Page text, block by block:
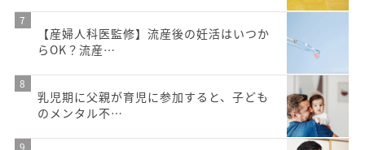
【産婦人科医監修】流産後の妊活はいつか
らOK？流産…
乳児期に⽗親が育児に参加すると、子ども
のメンタル不…